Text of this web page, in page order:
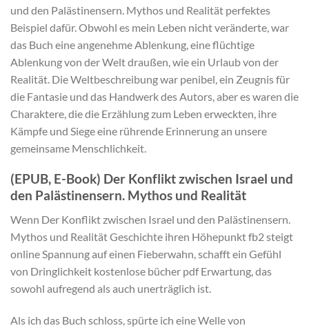
und den Palästinensern. Mythos und Realität perfektes
Beispiel dafür. Obwohl es mein Leben nicht veränderte, war
das Buch eine angenehme Ablenkung, eine flüchtige
Ablenkung von der Welt draußen, wie ein Urlaub von der
Realität. Die Weltbeschreibung war penibel, ein Zeugnis für
die Fantasie und das Handwerk des Autors, aber es waren die
Charaktere, die die Erzählung zum Leben erweckten, ihre
Kämpfe und Siege eine rührende Erinnerung an unsere
gemeinsame Menschlichkeit.
(EPUB, E-Book) Der Konflikt zwischen Israel und
den Palästinensern. Mythos und Realität
Wenn Der Konflikt zwischen Israel und den Palästinensern.
Mythos und Realität Geschichte ihren Höhepunkt fb2 steigt
online Spannung auf einen Fieberwahn, schafft ein Gefühl
von Dringlichkeit kostenlose bücher pdf Erwartung, das
sowohl aufregend als auch unerträglich ist.
Als ich das Buch schloss, spürte ich eine Welle von